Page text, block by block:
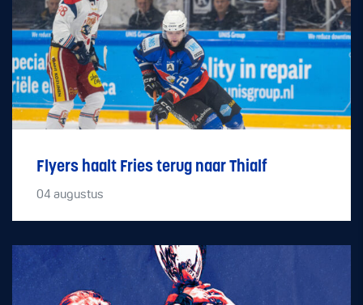
Flyers haalt Fries terug naar Thialf
04 augustus